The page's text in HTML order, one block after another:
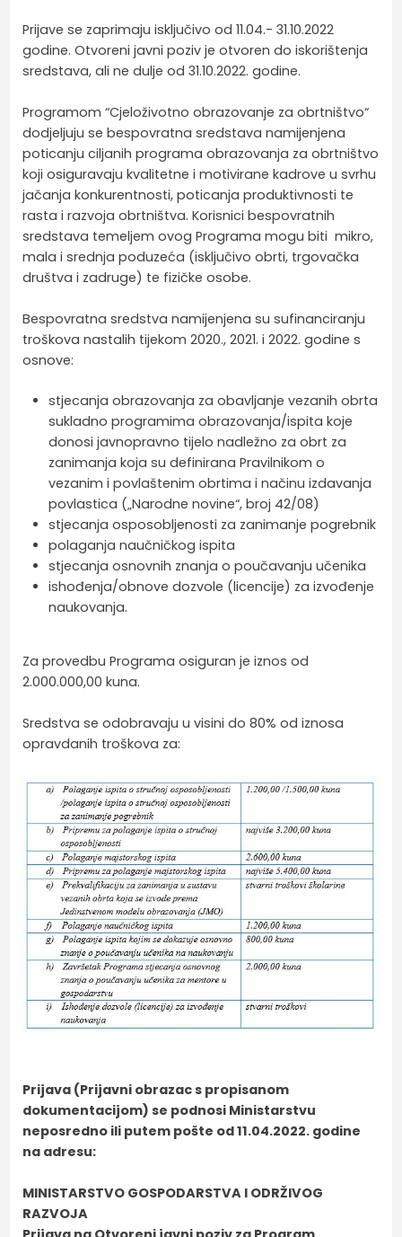
Prijave se zaprimaju isključivo od 11.04.- 31.10.2022
godine. Otvoreni javni poziv je otvoren do iskorištenja
sredstava, ali ne dulje od 31.10.2022. godine.
Programom “Cjeloživotno obrazovanje za obrtništvo“
dodjeljuju se bespovratna sredstava namijenjena
poticanju ciljanih programa obrazovanja za obrtništvo
koji osiguravaju kvalitetne i motivirane kadrove u svrhu
jačanja konkurentnosti, poticanja produktivnosti te
rasta i razvoja obrtništva. Korisnici bespovratnih
sredstava temeljem ovog Programa mogu biti mikro,
mala i srednja poduzeća (isključivo obrti, trgovačka
društva i zadruge) te fizičke osobe.
Bespovratna sredstva namijenjena su sufinanciranju
troškova nastalih tijekom 2020., 2021. i 2022. godine s
osnove:
stjecanja obrazovanja za obavljanje vezanih obrta
sukladno programima obrazovanja/ispita koje
donosi javnopravno tijelo nadležno za obrt za
zanimanja koja su definirana Pravilnikom o
vezanim i povlaštenim obrtima i načinu izdavanja
povlastica („Narodne novine“, broj 42/08)
stjecanja osposobljenosti za zanimanje pogrebnik
polaganja naučničkog ispita
stjecanja osnovnih znanja o poučavanju učenika
ishođenja/obnove dozvole (licencije) za izvođenje
naukovanja.
Za provedbu Programa osiguran je iznos od
2.000.000,00 kuna.
Sredstva se odobravaju u visini do 80% od iznosa
opravdanih troškova za:
Prijava (Prijavni obrazac s propisanom
dokumentacijom) se podnosi Ministarstvu
neposredno ili putem pošte od 11.04.2022. godine
na adresu:
MINISTARSTVO GOSPODARSTVA I ODRŽIVOG
RAZVOJA